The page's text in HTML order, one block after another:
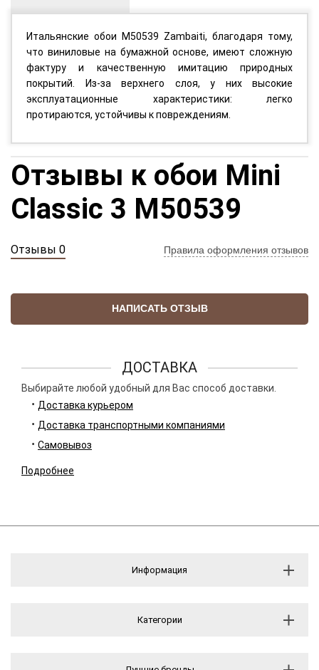
Итальянские обои M50539 Zambaiti, благодаря тому,
что виниловые на бумажной основе, имеют сложную
фактуру и качественную имитацию природных
покрытий. Из-за верхнего слоя, у них высокие
эксплуатационные характеристики: легко
протираются, устойчивы к повреждениям.
Отзывы к обои Mini
Classic 3 M50539
Отзывы 0 Правила оформления отзывов
НАПИСАТЬ ОТЗЫВ
ДОСТАВКА
Выбирайте любой удобный для Вас способ доставки.
Доставка курьером
Доставка транспортными компаниями
Самовывоз
Подробнее
Информация
Категории